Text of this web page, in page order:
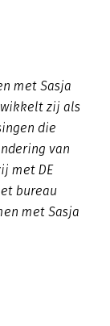
met Sasja
zij als
die
van
met DE
bureau
met Sasja